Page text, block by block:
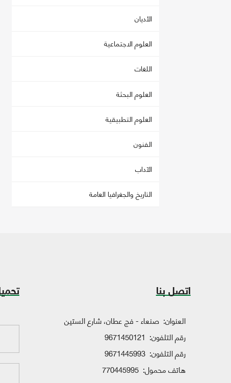
الأديان
العلوم الاجتماعية
اللغات
العلوم البحثة
العلوم التطبيقية
الفنون
الآداب
التاريخ والجغرافيا العامة
اتصل بنا
العنوان: صنعاء - فج عطان، شارع الستين
رقم التلفون: 9671450121
رقم التلفون: 9671445993
هاتف محمول: 770445995